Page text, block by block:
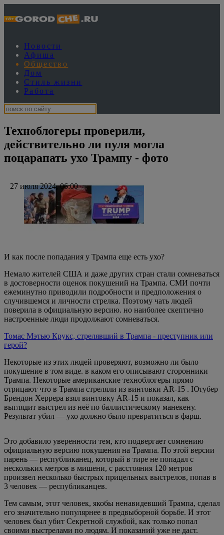
Новости
Афиша
Общество
Дом
Стиль жизни
Работа
Техноблогеры проверили,
действительно ли пуля могла
поцарапать ухо Трампу - фото
27 июля 2024, 06:00
И как после попадания у Трампа еще есть ухо?
Немало жителей США и даже других стран стали сомневаться
в достоверности оценок покушений на Трампа. СМИ почти
ежеминутно приводили подробности и предположения о
случившемся и личности стрелка. Поэтому чать людей
поверила в официальную версию. но наиболее скептично
настроенные люди продолжают сомневаться.
Томас Мэтью Крукс, стрелявший в Трампа - преступник или
герой?
Некоторые из этих людей проверяют, возможно ли было
покушение в том виде. в каком его описывают сторонники
Трампа. Некоторые американские техноблогеры прямо
отрицают что в Трампа стреляли из винтовки AR-15 . Ютубер
Брендон Херрера взял винтовку AR-15 и показал, как
выглядит выстрел из неё по баллистическому манекену.
Результат убил — ухо должно было превратиться в фарш.
Это добавило уверенности тем, кто подвергает сомнению
официальную версию покушения на Трампа. По этой версии
парень — республиканец, который в тире не попадал с
нескольких метров в мишени, с расстояния 120 метров
произвел несколько быстрых прицельных выстрелов, попав в
3 человек — республиканцев.
Тем самым, этот человек, якобы ненавидевший Трампа, сделал
его значительно популярнее в предвыборной борьбе. И этот
человек был убит Секретной службой, как только попал
своими выстрелами по людям. И показаний уже не даст.